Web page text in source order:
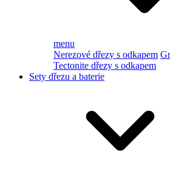
menu
Nerezové dřezy s odkapem
Tectonite dřezy s odkapem
Sety dřezu a baterie